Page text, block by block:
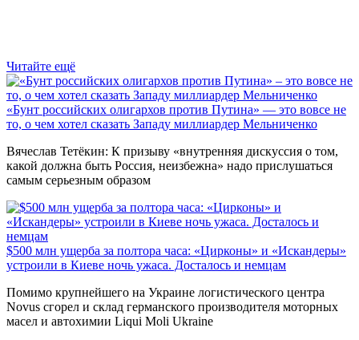
Читайте ещё
«Бунт российских олигархов против Путина» — это вовсе не
то, о чем хотел сказать Западу миллиардер Мельниченко
Вячеслав Тетёкин: К призыву «внутренняя дискуссия о том,
какой должна быть Россия, неизбежна» надо прислушаться
самым серьезным образом
$500 млн ущерба за полтора часа: «Цирконы» и «Искандеры»
устроили в Киеве ночь ужаса. Досталось и немцам
Помимо крупнейшего на Украине логистического центра
Novus сгорел и склад германского производителя моторных
масел и автохимии Liqui Moli Ukraine